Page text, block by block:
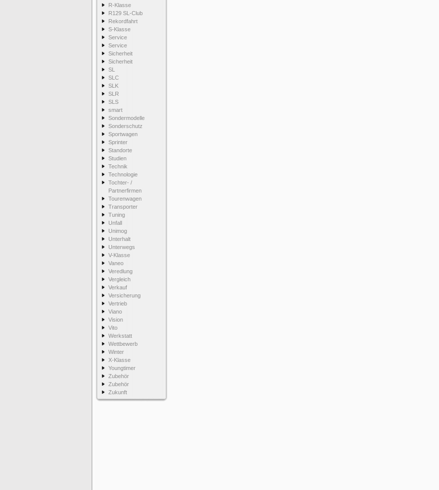
R-Klasse
R129 SL-Club
Rekordfahrt
S-Klasse
Service
Service
Sicherheit
Sicherheit
SL
SLC
SLK
SLR
SLS
smart
Sondermodelle
Sonderschutz
Sportwagen
Sprinter
Standorte
Studien
Technik
Technologie
Tochter- /
Partnerfirmen
Tourenwagen
Transporter
Tuning
Unfall
Unimog
Unterhalt
Unterwegs
V-Klasse
Vaneo
Veredlung
Vergleich
Verkauf
Versicherung
Vertrieb
Viano
Vision
Vito
Werkstatt
Wettbewerb
Winter
X-Klasse
Youngtimer
Zubehör
Zubehör
Zukunft